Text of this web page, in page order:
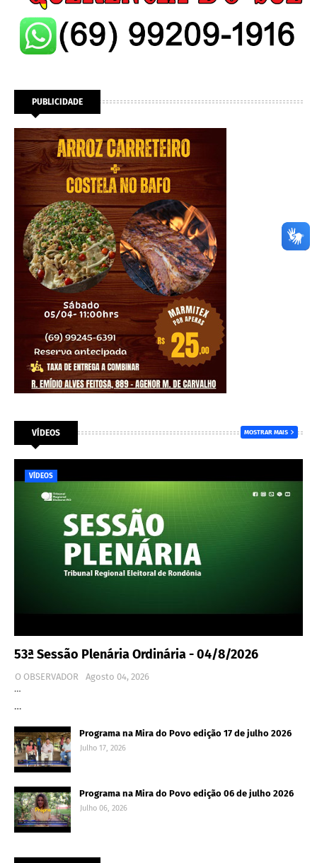
PUBLICIDADE
VÍDEOS MOSTRAR MAIS
VÍDEOS
53ª Sessão Plenária Ordinária - 04/8/2026
O OBSERVADOR
Agosto 04, 2026
…
…
Programa na Mira do Povo edição 17 de julho 2026
Julho 17, 2026
Programa na Mira do Povo edição 06 de julho 2026
Julho 06, 2026